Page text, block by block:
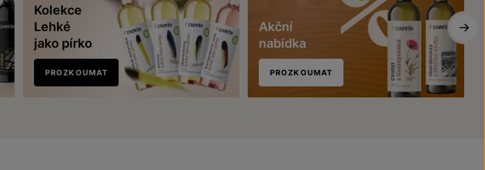
Kolekce
Lehké
jako pírko
PROZKOUMAT
Akční
nabídka
PROZKOUMAT